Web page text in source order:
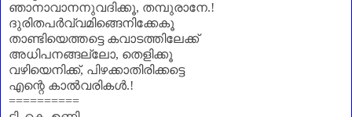
ഞാനാവാനനുവദിക്കൂ, തമ്പുരാനേ.!
ദുരിതപർവ്വമിങ്ങെനിക്കേകൂ
താണ്ടിയെത്തട്ടെ കവാടത്തിലേക്ക്
അധിപനങ്ങല്ലോ, തെളിക്കൂ
വഴിയെനിക്ക്, പിഴക്കാതിരിക്കട്ടെ
എന്റെ കാൽവരികൾ.!
==========